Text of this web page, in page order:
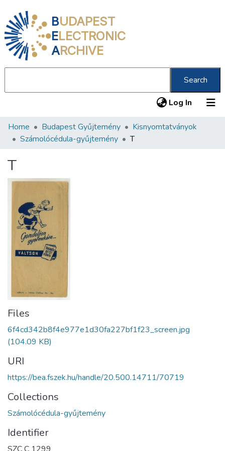
BUDAPEST
ELECTRONIC
ARCHIVE
Search
Log In (current)
Communities & Collections
Statistics
Home Budapest Gyűjtemény
Kisnyomtatványok
Számolócédula-gyűjtemény
T
T
Files
6f4cd342b8f4e977e1d30fa227bf1f23_screen.jpg
(104.09 KB)
URI
https://bea.fszek.hu/handle/20.500.14711/70719
Collections
Számolócédula-gyűjtemény
Identifier